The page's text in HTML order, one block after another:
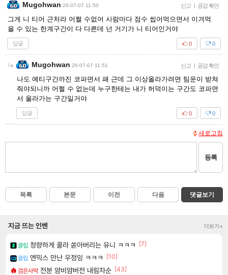
Mugohwan 26-07-07 11:50 신고 | 공감 확인
그게 니 티어 근처라 어쩔 수없어 사람마다 점수 씹어먹으면서 이겨먹
을 수 있는 한계구간이 다 다른데 넌 거기가 니 티어인거야
답글 0
0
Mugohwan 26-07-07 11:51 신고 | 공감 확인
나도 예티구간까진 코파면서 패 근데 그 이상올라가려면 팀운이 받쳐
줘야되니까 어쩔 수 없는데 누구한테는 내가 허덕이는 구간도 코파면
서 올라가는 구간일거야
답글 0
0
새로고침
등록
목록 본문 이전 다음 댓글보기
지금 뜨는 인벤 더보기+
클립 청량하게 콜라 쏟아버리는 유니 ㅋㅋㅋ
[7]
클립 엔믹스 만난 우정잉 ㅋㅋㅋ
[10]
검은사막 전분 얌비얌버전 내림차순 [43]